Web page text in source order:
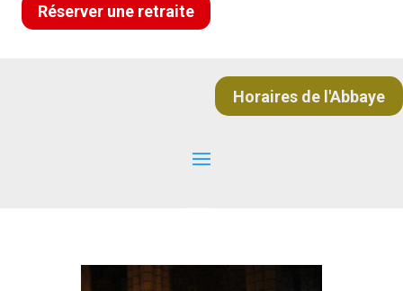
Réserver une retraite
Horaires de l'Abbaye